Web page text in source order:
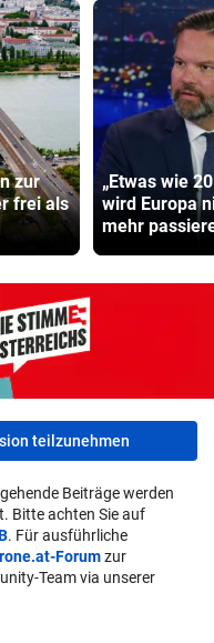
zur
frei als
„Etwas wie
wird Europa
mehr
teilzunehmen
Beiträge werden
Bitte achten Sie auf
. Für ausführliche
Forumzur
Team via unserer